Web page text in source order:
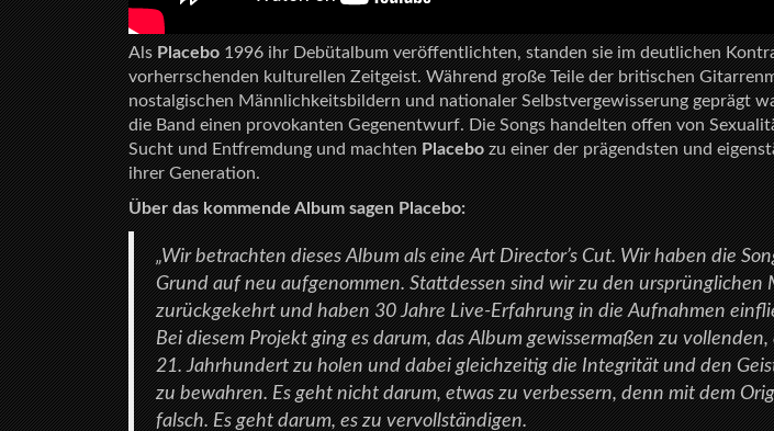
AlsPlacebo1996 ihr Debütalbum veröffentlichten, standen sie im deutlichen
vorherrschenden kulturellen Zeitgeist. Während große Teile der britischen
nostalgischen Männlichkeitsbildern und nationaler Selbstvergewisserung geprägt
die Band einen provokanten Gegenentwurf. Die Songs handelten offen von
Sucht und Entfremdung und machtenPlacebozu einer der prägendsten und
ihrer Generation.
Über das kommende Album sagen Placebo:
„Wir betrachten dieses Album als eine Art Director’s Cut. Wir haben die
Grund auf neu aufgenommen. Stattdessen sind wir zu den ursprünglichen
zurückgekehrt und haben 30 Jahre Live-Erfahrung in die Aufnahmen
Bei diesem Projekt ging es darum, das Album gewissermaßen zu vollenden,
21. Jahrhundert zu holen und dabei gleichzeitig die Integrität und den
zu bewahren. Es geht nicht darum, etwas zu verbessern, denn mit dem
falsch. Es geht darum, es zu vervollständigen.